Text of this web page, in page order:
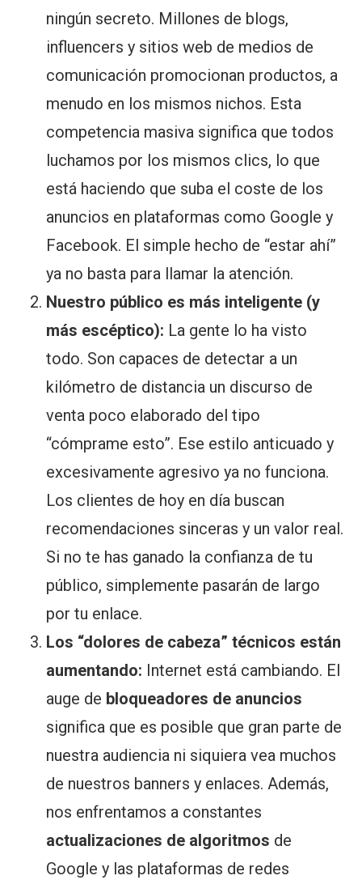
ningún secreto. Millones de blogs,
influencers y sitios web de medios de
comunicación promocionan productos, a
menudo en los mismos nichos. Esta
competencia masiva significa que todos
luchamos por los mismos clics, lo que
está haciendo que suba el coste de los
anuncios en plataformas como Google y
Facebook. El simple hecho de “estar ahí”
ya no basta para llamar la atención.
Nuestro público es más inteligente (y
más escéptico): La gente lo ha visto
todo. Son capaces de detectar a un
kilómetro de distancia un discurso de
venta poco elaborado del tipo
“cómprame esto”. Ese estilo anticuado y
excesivamente agresivo ya no funciona.
Los clientes de hoy en día buscan
recomendaciones sinceras y un valor real.
Si no te has ganado la confianza de tu
público, simplemente pasarán de largo
por tu enlace.
Los “dolores de cabeza” técnicos están
aumentando: Internet está cambiando. El
auge de bloqueadores de anuncios
significa que es posible que gran parte de
nuestra audiencia ni siquiera vea muchos
de nuestros banners y enlaces. Además,
nos enfrentamos a constantes
actualizaciones de algoritmos de
Google y las plataformas de redes